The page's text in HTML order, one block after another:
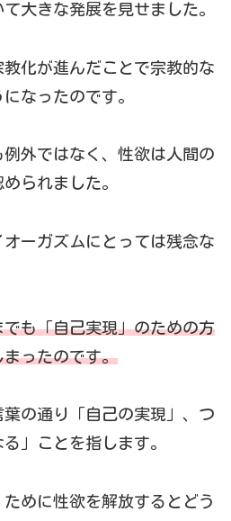
大きな発展を見せました。
化が進んだことで宗教的な
なったのです。
外ではなく、性欲は人間の
られました。
ーガズムにとっては残念な
も「自己実現」のための方
ったのです。
葉の通り「自己の実現」、つ
」ことを指します。
ために性欲を解放するとどう